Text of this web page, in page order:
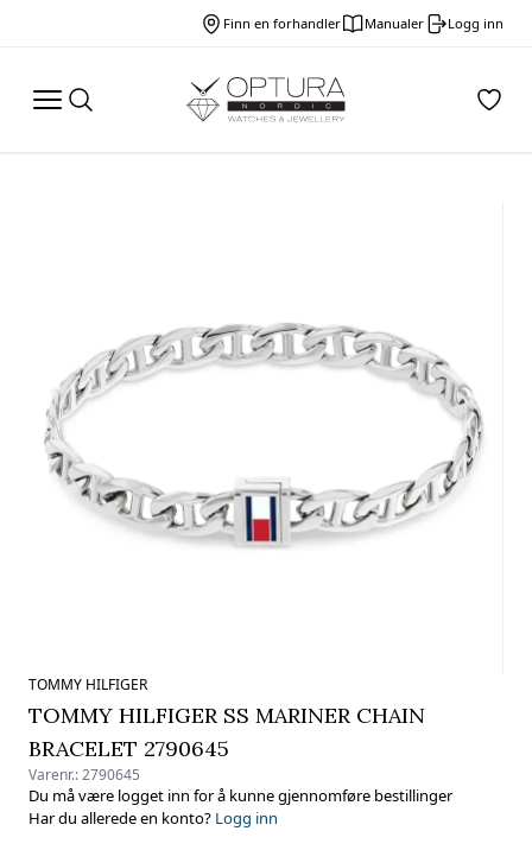
Finn en forhandler Manualer Logg inn
TOMMY HILFIGER
TOMMY HILFIGER SS MARINER CHAIN
BRACELET 2790645
Varenr.:2790645
Du må være logget inn for å kunne gjennomføre bestillinger
Har du allerede en konto? Logg inn